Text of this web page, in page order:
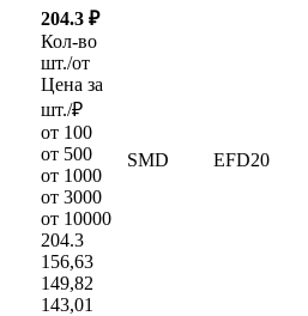
204.3 ₽
Кол-во
шт./от
Цена за
шт./₽
от 100
от 500
от 1000
от 3000
от 10000
204.3
156,63
149,82
143,01
SMD EFD20